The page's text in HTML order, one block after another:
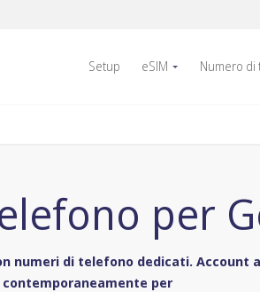
Setup eSIM Numero di
per
numeri di telefono dedicati. Account
contemporaneamente per